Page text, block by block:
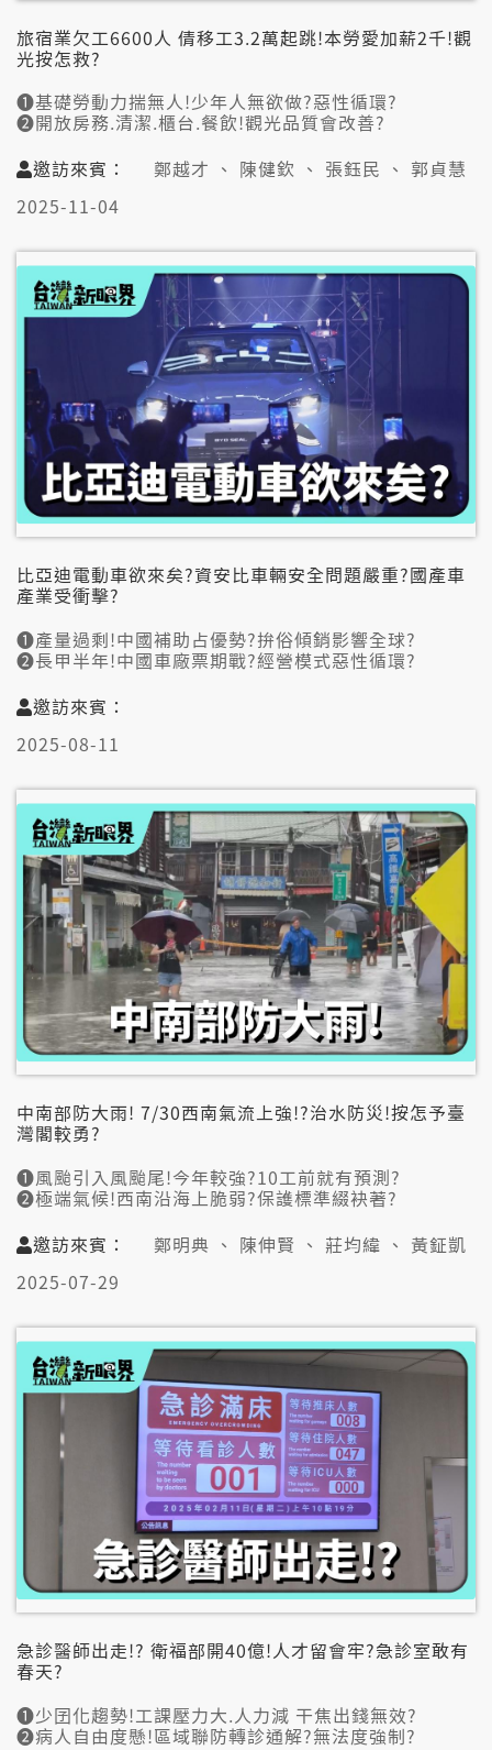
旅宿業欠工6600人 倩移工3.2萬起跳!本勞愛加薪2千!觀
光按怎救?
➊基礎勞動力揣無人!少年人無欲做?惡性循環?
➋開放房務.清潔.櫃台.餐飲!觀光品質會改善?
➍全球搶勞動力!臺灣移工來源國少?限制傷濟?
👤邀訪來賓:
陳健欽(資深導遊)
張鈺民(台灣總工會秘書長)
📞視訊連線:
郭貞慧(前台南市觀光旅遊局長)
邀訪來賓：
鄭越才 、 陳健欽 、 張鈺民 、 郭貞慧
2025-11-04
比亞迪電動車欲來矣?資安比車輛安全問題嚴重?國產車
產業受衝擊?
➊產量過剩!中國補助占優勢?拚俗傾銷影響全球?
➋長甲半年!中國車廠票期戰?經營模式惡性循環?
👤邀訪來賓:
王國臣（中華經濟研究院助研究員）
張勤煜（資深科技顧問）
📞視訊連線:
吳金榮（微驅科技總經理）
邀訪來賓：
2025-08-11
中南部防大雨! 7/30西南氣流上強!?治水防災!按怎予臺
灣閣較勇?
➊風颱引入風颱尾!今年較強?10工前就有預測?
➋極端氣候!西南沿海上脆弱?保護標準綴袂著?
➍水氣分佈罕見!直角直線若結界?集中落較害?
➎定定集中落大水雨!民眾嘛愛改變治水觀念?
➏溫度樓梯式衝懸!極端氣候愛增加韌性防災?
👤邀訪來賓:
鄭明典(氣象專家)
陳伸賢(前水利署長)
莊均緯(臺灣省土木技師公會理事長)
📞視訊連線:
黃鉦凱(嘉義縣六腳鄉鄉長)
邀訪來賓：
鄭明典 、 陳伸賢 、 莊均緯 、 黃鉦凱
2025-07-29
急診醫師出走!? 衛福部開40億!人才留會牢?急診室敢有
春天?
➊少囝化趨勢!工課壓力大.人力減 干焦出錢無效?
➋病人自由度懸!區域聯防轉診通解?無法度強制?